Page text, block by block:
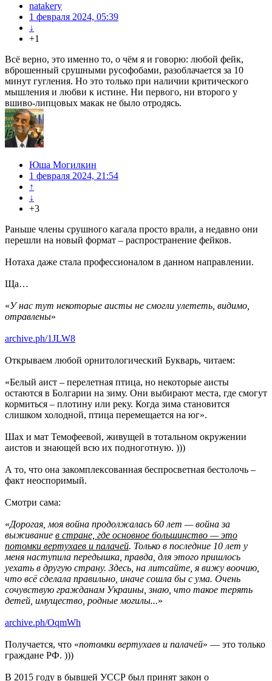
natakery
1 февраля 2024, 05:39
↓
+1
Всё верно, это именно то, о чём я и говорю: любой фейк,
вброшенный срушными русофобами, разоблачается за 10
минут гугления. Но это только при наличии критического
мышления и любви к истине. Ни первого, ни второго у
вшиво-липцовых макак не было отродясь.
Юша Могилкин
1 февраля 2024, 21:54
↑
↓
+3
Раньше члены срушного кагала просто врали, а недавно они
перешли на новый формат – распространение фейков.
Нотаха даже стала профессионалом в данном направлении.
Ща…
«У нас тут некоторые аисты не смогли улететь, видимо,
отравлены»
archive.ph/1JLW8
Открываем любой орнитологический Букварь, читаем:
«Белый аист – перелетная птица, но некоторые аисты
остаются в Болгарии на зиму. Они выбирают места, где смогут
кормиться – плотину или реку. Когда зима становится
слишком холодной, птица перемещается на юг».
Шах и мат Темофеевой, живущей в тотальном окружении
аистов и знающей всю их подноготную. )))
А то, что она закомплексованная беспросветная бестолочь –
факт неоспоримый.
Смотри сама:
«Дорогая, моя война продолжалась 60 лет — война за
выживание в стране, где основное большинство — это
потомки вертухаев и палачей. Только в последние 10 лет у
меня наступила передышка, правда, для этого пришлось
уехать в другую страну. Здесь, на литсайте, я вижу воочию,
что всё сделала правильно, иначе сошла бы с ума. Очень
сочувствую гражданам Украины, знаю, что такое терять
детей, имущество, родные могилы...»
archive.ph/OqmWh
Получается, что «потомки вертухаев и палачей» — это только
граждане РФ. )))
В 2015 году в бывшей УССР был принят закон о